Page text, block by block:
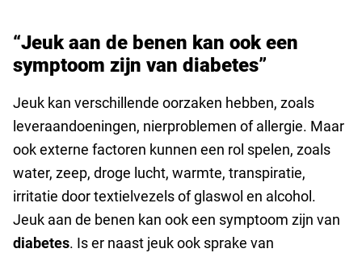
“Jeuk aan de benen kan ook een
symptoom zijn van diabetes”
Jeuk kan verschillende oorzaken hebben, zoals
leveraandoeningen, nierproblemen of allergie. Maar
ook externe factoren kunnen een rol spelen, zoals
water, zeep, droge lucht, warmte, transpiratie,
irritatie door textielvezels of glaswol en alcohol.
Jeuk aan de benen kan ook een symptoom zijn van
diabetes. Is er naast jeuk ook sprake van